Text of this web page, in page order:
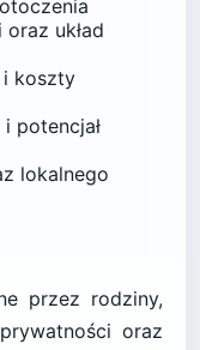
układ
i koszty
potencjał
lokalnego
przez rodziny,
oraz